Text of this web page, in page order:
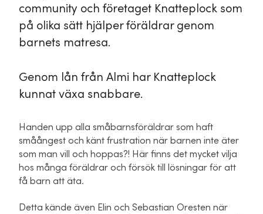
community och företaget Knatteplock som
på olika sätt hjälper föräldrar genom
barnets matresa.
Genom lån från Almi har Knatteplock
kunnat växa snabbare.
Handen upp alla småbarnsföräldrar som haft
småångest och känt frustration när barnen inte äter
som man vill och hoppas?! Här finns det mycket vilja
hos många föräldrar och försök till lösningar för att
få barn att äta.
Detta kände även Elin och Sebastian Oresten när